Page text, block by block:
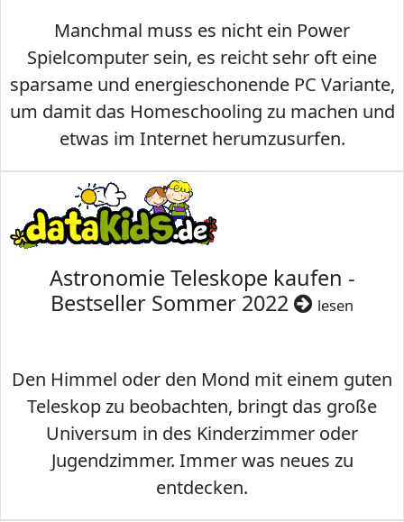
Manchmal muss es nicht ein Power
Spielcomputer sein, es reicht sehr oft eine
sparsame und energieschonende PC Variante,
um damit das Homeschooling zu machen und
etwas im Internet herumzusurfen.
Astronomie Teleskope kaufen -
Bestseller Sommer 2022
lesen
Den Himmel oder den Mond mit einem guten
Teleskop zu beobachten, bringt das große
Universum in des Kinderzimmer oder
Jugendzimmer. Immer was neues zu
entdecken.